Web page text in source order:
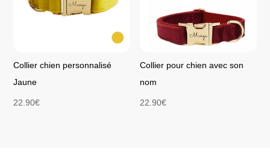
Collier chien personnalisé
Jaune
22.90€
Collier pour chien avec son
nom
22.90€